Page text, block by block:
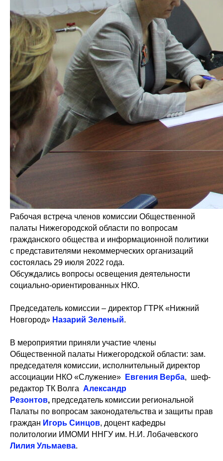
Рабочая встреча членов комиссии Общественной
палаты Нижегородской области по вопросам
гражданского общества и информационной политики
с представителями некоммерческих организаций
состоялась 29 июля 2022 года.
Обсуждались вопросы освещения деятельности
социально-ориентированных НКО.
Председатель комиссии – директор ГТРК «Нижний
Новгород»​ Назарий Зеленый.
В мероприятии приняли участие члены
Общественной палаты Нижегородской области: зам.
председателя комиссии, исполнительный директор
ассоциации НКО «Служение»
Евгения Верба, шеф-
редактор ТК Волга Александр
Резонтов, председатель комиссии региональной
Палаты по вопросам законодательства и защиты прав
граждан​​ Игорь​​ Синцов, доцент кафедры
политологии ИМОМИ ННГУ им. Н.И. Лобачевского
Лилия Ульмаева.